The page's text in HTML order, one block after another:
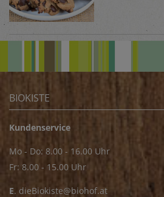
BIOKISTE
Kundenservice
Mo - Do: 8.00 - 16.00 Uhr
Fr: 8.00 - 15.00 Uhr
E. dieBiokiste@biohof.at